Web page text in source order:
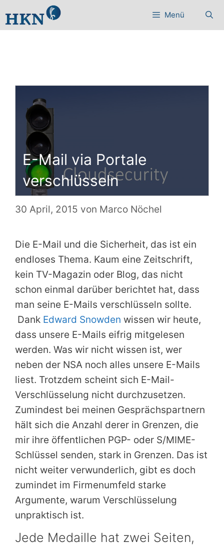
Inhalt
Menü
E-Mail via Portale
verschlüsseln
30 April, 2015 von Marco Nöchel
Die E-Mail und die Sicherheit, das ist ein
endloses Thema. Kaum eine Zeitschrift,
kein TV-Magazin oder Blog, das nicht
schon einmal darüber berichtet hat, dass
man seine E-Mails verschlüsseln sollte.
Dank Edward Snowden wissen wir heute,
dass unsere E-Mails eifrig mitgelesen
werden. Was wir nicht wissen ist, wer
neben der NSA noch alles unsere E-Mails
liest. Trotzdem scheint sich E-Mail-
Verschlüsselung nicht durchzusetzen.
Zumindest bei meinen Gesprächspartnern
hält sich die Anzahl derer in Grenzen, die
mir ihre öffentlichen PGP- oder S/MIME-
Schlüssel senden, stark in Grenzen. Das ist
nicht weiter verwunderlich, gibt es doch
zumindet im Firmenumfeld starke
Argumente, warum Verschlüsselung
unpraktisch ist.
Jede Medaille hat zwei Seiten,